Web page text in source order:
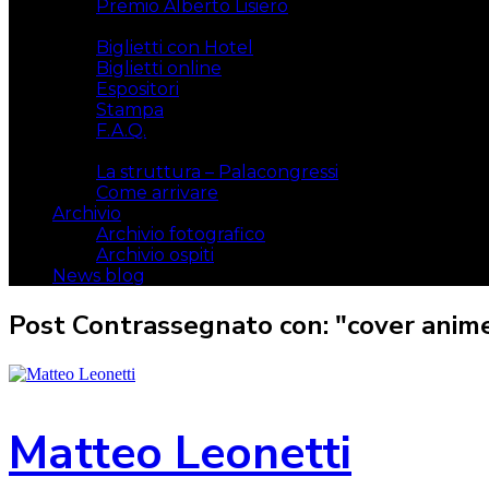
Premio Alberto Lisiero
Biglietti con Hotel
Biglietti online
Espositori
Stampa
F.A.Q.
La struttura – Palacongressi
Come arrivare
Archivio
Archivio fotografico
Archivio ospiti
News blog
Post Contrassegnato con: "cover
Matteo Leonetti